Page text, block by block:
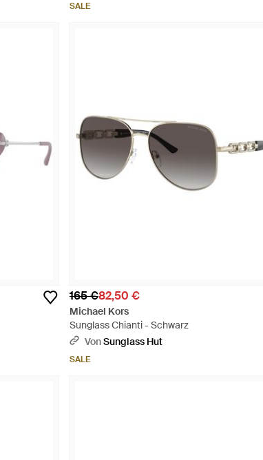
SALE
165 €82,50 €
Michael Kors
Sunglass Chianti - Schwarz
VonSunglass Hut
SALE